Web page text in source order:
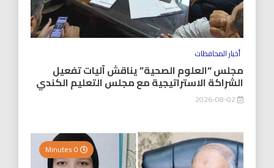
أخبار المحافظات
مجلس “العلوم الصحية” يناقش آليات تفعيل
الشراكة الاستراتيجية مع مجلس التعليم الكندي